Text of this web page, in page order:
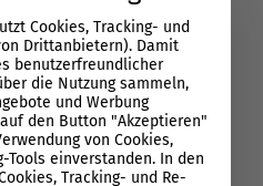
die
und
als AES
Cookies, Tracking- und
Drittanbietern). Damit
benutzerfreundlicher
die Nutzung sammeln,
und Werbung
den Button "Akzeptieren"
von Cookies,
Tools einverstanden. In den
Tracking- und Re-